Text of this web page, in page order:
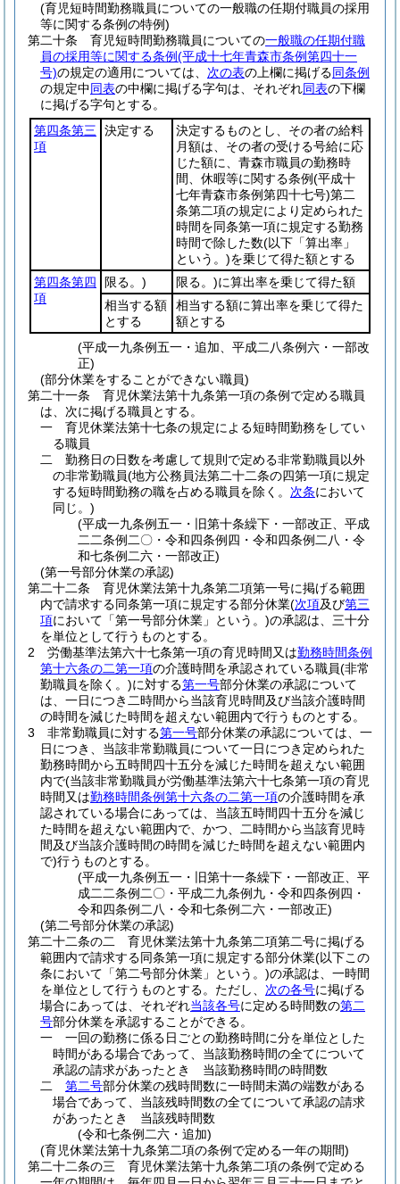
(育児短時間勤務職員についての一般職の任期付職員の採用
等に関する条例の特例)
第二十条
育児短時間勤務職員についての一般職の任期付職
員の採用等に関する条例(平成十七年青森市条例第四十一
号)の規定の適用については、 次の表の上欄に掲げる同条例
の規定中同表の中欄に掲げる字句は、それぞれ同表の下欄
に掲げる字句とする。
第四条第三
項
決定する
決定するものとし、その者の給料
月額は、その者の受ける号給に応
じた額に、青森市職員の勤務時
間、休暇等に関する条例(平成十
七年青森市条例第四十七号)第二
条第二項の規定により定められた
時間を同条第一項に規定する勤務
時間で除した数(以下「算出率」
という。)を乗じて得た額とする
第四条第四
項
限る。)
限る。)に算出率を乗じて得た額
相当する額
とする
相当する額に算出率を乗じて得た
額とする
(平成一九条例五一・追加、平成二八条例六・一部改
正)
(部分休業をすることができない職員)
第二十一条
育児休業法第十九条第一項の条例で定める職員
は、次に掲げる職員とする。
一
育児休業法第十七条の規定による短時間勤務をしてい
る職員
二
勤務日の日数を考慮して規則で定める非常勤職員以外
の非常勤職員(地方公務員法第二十二条の四第一項に規定
する短時間勤務の職を占める職員を除く。 次条において
同じ。)
(平成一九条例五一・旧第十条繰下・一部改正、平成
二二条例二〇・令和四条例四・令和四条例二八・令
和七条例二六・一部改正)
(第一号部分休業の承認)
第二十二条
育児休業法第十九条第二項第一号に掲げる範囲
内で請求する同条第一項に規定する部分休業(次項及び第三
項において「第一号部分休業」という。)の承認は、三十分
を単位として行うものとする。
2
労働基準法第六十七条第一項の育児時間又は勤務時間条例
第十六条の二第一項の介護時間を承認されている職員(非常
勤職員を除く。)に対する第一号部分休業の承認について
は、一日につき二時間から当該育児時間及び当該介護時間
の時間を減じた時間を超えない範囲内で行うものとする。
3
非常勤職員に対する第一号部分休業の承認については、一
日につき、当該非常勤職員について一日につき定められた
勤務時間から五時間四十五分を減じた時間を超えない範囲
内で(当該非常勤職員が労働基準法第六十七条第一項の育児
時間又は勤務時間条例第十六条の二第一項の介護時間を承
認されている場合にあっては、当該五時間四十五分を減じ
た時間を超えない範囲内で、かつ、二時間から当該育児時
間及び当該介護時間の時間を減じた時間を超えない範囲内
で)行うものとする。
(平成一九条例五一・旧第十一条繰下・一部改正、平
成二二条例二〇・平成二九条例九・令和四条例四・
令和四条例二八・令和七条例二六・一部改正)
(第二号部分休業の承認)
第二十二条の二
育児休業法第十九条第二項第二号に掲げる
範囲内で請求する同条第一項に規定する部分休業(以下この
条において「第二号部分休業」という。)の承認は、一時間
を単位として行うものとする。 ただし、 次の各号に掲げる
場合にあっては、それぞれ当該各号に定める時間数の第二
号部分休業を承認することができる。
一
一回の勤務に係る日ごとの勤務時間に分を単位とした
時間がある場合であって、当該勤務時間の全てについて
承認の請求があったとき 当該勤務時間の時間数
二
第二号部分休業の残時間数に一時間未満の端数がある
場合であって、当該残時間数の全てについて承認の請求
があったとき 当該残時間数
(令和七条例二六・追加)
(育児休業法第十九条第二項の条例で定める一年の期間)
第二十二条の三
育児休業法第十九条第二項の条例で定める